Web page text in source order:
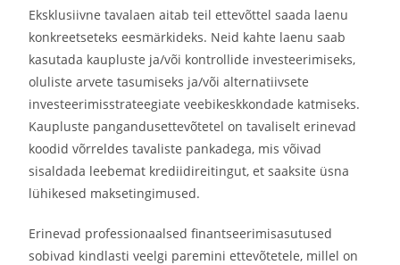
Eksklusiivne tavalaen aitab teil ettevõttel saada laenu
konkreetseteks eesmärkideks. Neid kahte laenu saab
kasutada kaupluste ja/või kontrollide investeerimiseks,
oluliste arvete tasumiseks ja/või alternatiivsete
investeerimisstrateegiate veebikeskkondade katmiseks.
Kaupluste pangandusettevõtetel on tavaliselt erinevad
koodid võrreldes tavaliste pankadega, mis võivad
sisaldada leebemat krediidireitingut, et saaksite üsna
lühikesed maksetingimused.
Erinevad professionaalsed finantseerimisasutused
sobivad kindlasti veelgi paremini ettevõtetele, millel on